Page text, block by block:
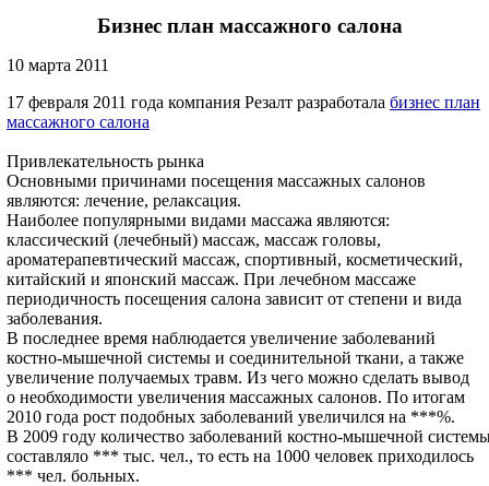
Бизнес план массажного салона
10 марта 2011
17 февраля 2011 года компания Резалт разработала бизнес план
массажного салона
Привлекательность рынка
Основными причинами посещения массажных салонов
являются: лечение, релаксация.
Наиболее популярными видами массажа являются:
классический (лечебный) массаж, массаж головы,
ароматерапевтический массаж, спортивный, косметический,
китайский и японский массаж. При лечебном массаже
периодичность посещения салона зависит от степени и вида
заболевания.
В последнее время наблюдается увеличение заболеваний
костно-мышечной системы и соединительной ткани, а также
увеличение получаемых травм. Из чего можно сделать вывод
о необходимости увеличения массажных салонов. По итогам
2010 года рост подобных заболеваний увеличился на ***%.
В 2009 году количество заболеваний костно-мышечной
составляло *** тыс. чел., то есть на 1000 человек приходилось
*** чел. больных.